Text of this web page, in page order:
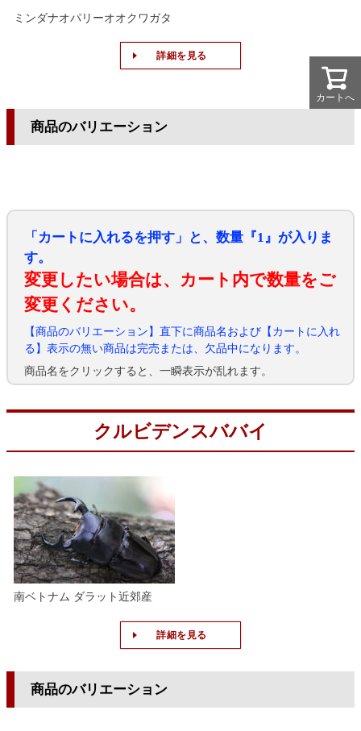
ミンダナオパリーオオクワガタ
詳細を見る
商品のバリエーション
「カートに入れるを押す」と、数量『1』が入りま
す。
変更したい場合は、カート内で数量をご
変更ください。
【商品のバリエーション】直下に商品名および【カートに入れ
る】表示の無い商品は完売または、欠品中になります。
商品名をクリックすると、一瞬表示が乱れます。
クルビデンスババイ
南ベトナム ダラット近郊産
詳細を見る
商品のバリエーション
カートへ
カートへ